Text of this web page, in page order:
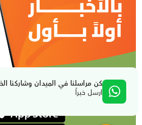
كن مراسلنا في الميدان وشاركنا
ارسل خبراً